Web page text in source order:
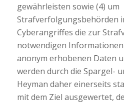
gewährleisten sowie (4) um
Strafverfolgungsbehörden
Cyberangriffes die zur
notwendigen
anonym erhobenen Daten
werden durch die Spargel-
Heyman daher einerseits
mit dem Ziel ausgewertet,